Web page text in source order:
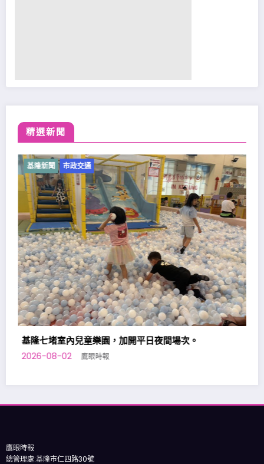
精選新聞
基隆新聞 市政交通
基隆原住民向市府提出「原住民族勞工台灣
助」政策訴求
2026-08-01 鷹眼時報
電話:
免責聲明豁免條款